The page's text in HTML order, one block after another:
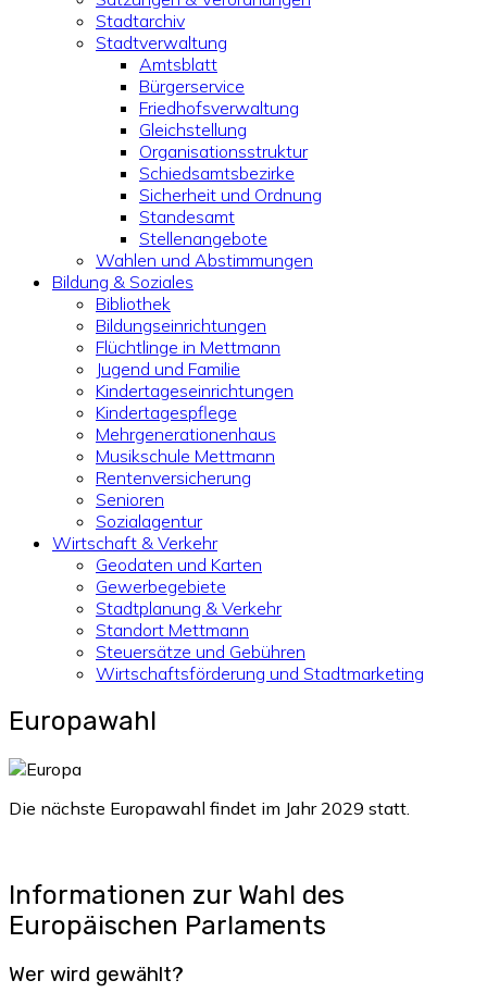
Stadtarchiv
Stadtverwaltung
Amtsblatt
Bürgerservice
Friedhofsverwaltung
Gleichstellung
Organisationsstruktur
Schiedsamtsbezirke
Sicherheit und Ordnung
Standesamt
Stellenangebote
Wahlen und Abstimmungen
Bildung & Soziales
Bibliothek
Bildungseinrichtungen
Flüchtlinge in Mettmann
Jugend und Familie
Kindertageseinrichtungen
Kindertagespflege
Mehrgenerationenhaus
Musikschule Mettmann
Rentenversicherung
Senioren
Sozialagentur
Wirtschaft & Verkehr
Geodaten und Karten
Gewerbegebiete
Stadtplanung & Verkehr
Standort Mettmann
Steuersätze und Gebühren
Wirtschaftsförderung und Stadtmarketing
Europawahl
Die nächste Europawahl findet im Jahr 2029 statt.
Informationen zur Wahl des
Europäischen Parlaments
Wer wird gewählt?